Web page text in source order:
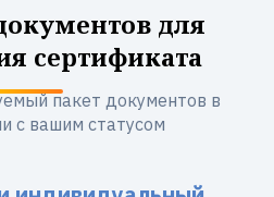
для
сертификата
пакет документов в
с вашим статусом